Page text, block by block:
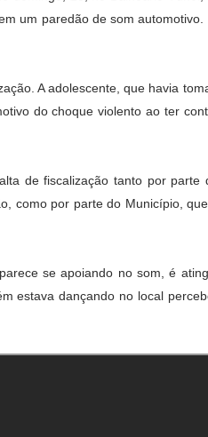
um paredão de som automotivo.
A adolescente, que havia
do choque violento ao ter
de fiscalização tanto por parte
como por parte do Município,
se apoiando no som, é
estava dançando no local